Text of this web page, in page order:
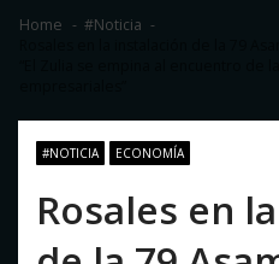
Home
#Noticia
#NOTICIA ECONOMÍA
Rosales en